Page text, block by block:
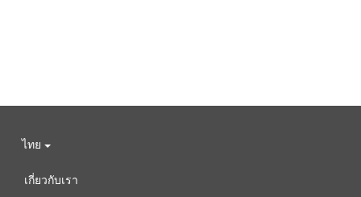
ไทย
เกี่ยวกับเรา